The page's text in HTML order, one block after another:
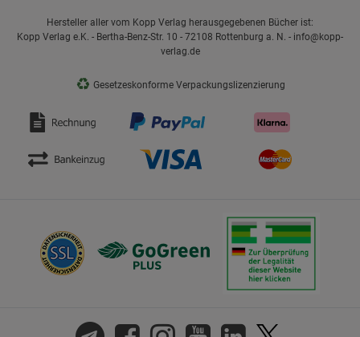
Hersteller aller vom Kopp Verlag herausgegebenen Bücher ist:
Kopp Verlag e.K. - Bertha-Benz-Str. 10 - 72108 Rottenburg a. N. - info@kopp-
verlag.de
♻ Gesetzeskonforme Verpackungslizenzierung